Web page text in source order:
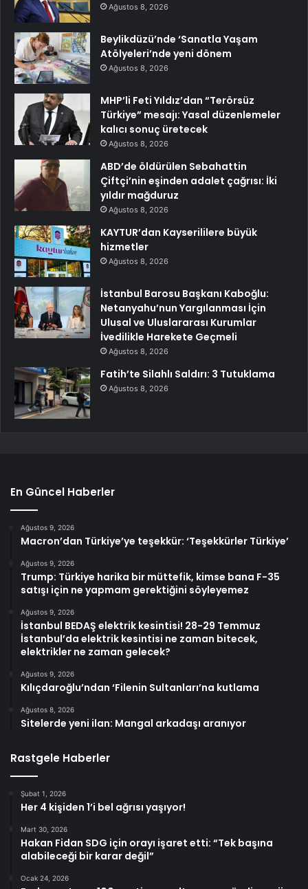
Ağustos 8, 2026
Beylikdüzü’nde ‘Sanatla Yaşam
Atölyeleri’nde yeni dönem
Ağustos 8, 2026
MHP’li Feti Yıldız’dan “Terörsüz
Türkiye” mesajı: Yasal düzenlemeler
kalıcı sonuç üretecek
Ağustos 8, 2026
ABD’de öldürülen Sebahattin
Çiftçi’nin eşinden adalet çağrısı: İki
yıldır mağduruz
Ağustos 8, 2026
KAYTUR’dan Kayserililere büyük
hizmetler
Ağustos 8, 2026
İstanbul Barosu Başkanı Kaboğlu:
Netanyahu’nun Yargılanması İçin
Ulusal ve Uluslararası Kurumlar
İvedilikle Harekete Geçmeli
Ağustos 8, 2026
Fatih’te Silahlı Saldırı: 3 Tutuklama
Ağustos 8, 2026
En Güncel Haberler
Ağustos 9, 2026
Macron’dan Türkiye’ye teşekkür: ‘Teşekkürler Türkiye’
Ağustos 9, 2026
Trump: Türkiye harika bir müttefik, kimse bana F-35
satışı için ne yapmam gerektiğini söyleyemez
Ağustos 9, 2026
İstanbul BEDAŞ elektrik kesintisi! 28-29 Temmuz
İstanbul’da elektrik kesintisi ne zaman bitecek,
elektrikler ne zaman gelecek?
Ağustos 9, 2026
Kılıçdaroğlu’ndan ‘Filenin Sultanları’na kutlama
Ağustos 8, 2026
Sitelerde yeni ilan: Mangal arkadaşı aranıyor
Rastgele Haberler
Şubat 1, 2026
Her 4 kişiden 1’i bel ağrısı yaşıyor!
Mart 30, 2026
Hakan Fidan SDG için orayı işaret etti: “Tek başına
alabileceği bir karar değil”
Ocak 24, 2026